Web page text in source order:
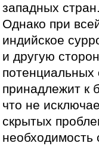
западных стран.
Однако при
индийское
и другую
потенциальных
принадлежит к
что не
скрытых
необходимость